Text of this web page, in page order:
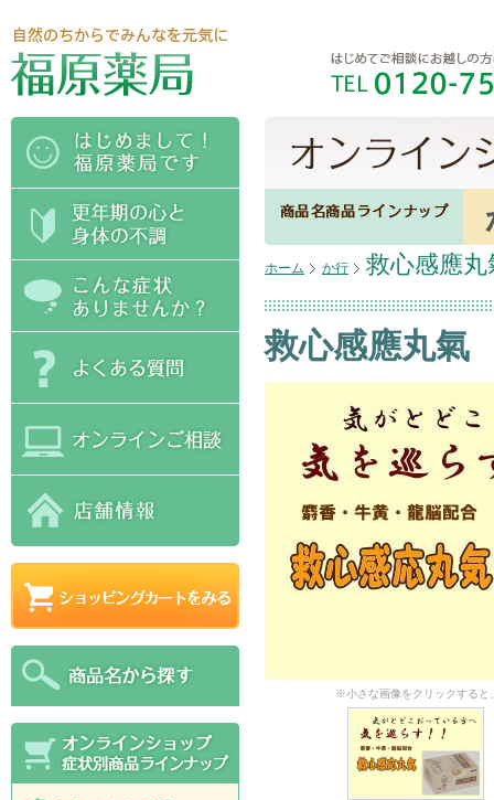
ホーム か行 救心感應丸
救心感應丸氣
※小さな画像をクリックすると